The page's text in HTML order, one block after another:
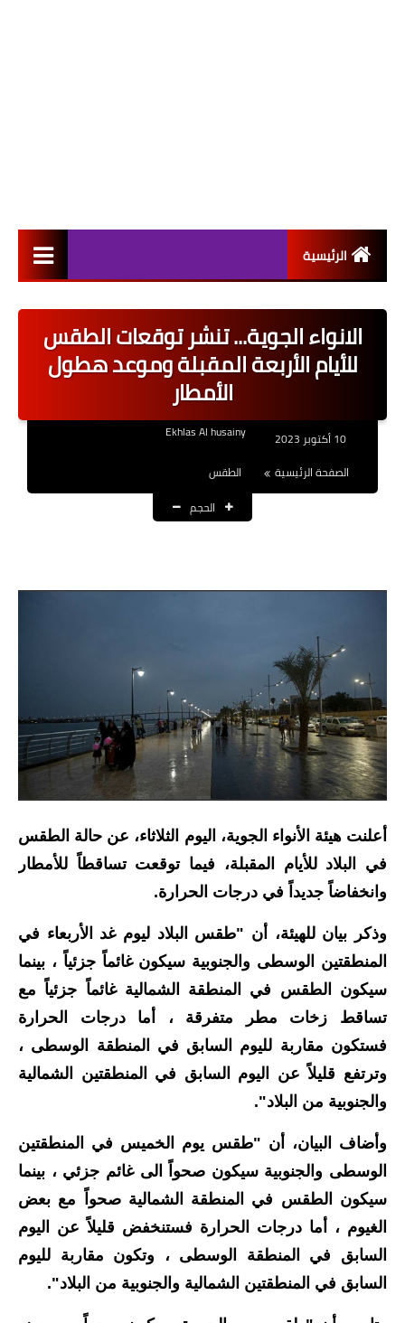
الرئيسية
اخبار القطاع العام
اخبار القطاع الخاص
نتائج التعيينات
الرواتب والقروض
القروض والسلف
قطع الاراضي
اخبار العراق
الاخبار السياسية
الاخبار الامنية
الاخبار الاقتصادية
الاخبار الرياضية
المدارس
اخبار وقرارات وزارة التربية
نتائج الامتحانات
المرحلة الابتدائية
المرحلة الاعدادية
اسئلة وزارية
المرحلة المتوسطة
المرحلة الاعدادية
الانواء الجوية... تنشر توقعات الطقس
للأيام الأربعة المقبلة وموعد هطول
الأمطار
10 أكتوبر 2023
Ekhlas Al husainy
الصفحة الرئيسية
الطقس
الحجم
أعلنت هيئة الأنواء الجوية، اليوم الثلاثاء، عن حالة الطقس
في البلاد للأيام المقبلة، فيما توقعت تساقطاً للأمطار
وانخفاضاً جديداً في درجات الحرارة.
وذكر بيان للهيئة، أن "طقس البلاد ليوم غد الأربعاء في
المنطقتين الوسطى والجنوبية سيكون غائماً جزئياً ، بينما
سيكون الطقس في المنطقة الشمالية غائماً جزئياً مع
تساقط زخات مطر متفرقة ، أما درجات الحرارة
فستكون مقاربة لليوم السابق في المنطقة الوسطى ،
وترتفع قليلاً عن اليوم السابق في المنطقتين الشمالية
والجنوبية من البلاد".
وأضاف البيان، أن "طقس يوم الخميس في المنطقتين
الوسطى والجنوبية سيكون صحواً الى غائم جزئي ، بينما
سيكون الطقس في المنطقة الشمالية صحواً مع بعض
الغيوم ، أما درجات الحرارة فستنخفض قليلاً عن اليوم
السابق في المنطقة الوسطى ، وتكون مقاربة لليوم
السابق في المنطقتين الشمالية والجنوبية من البلاد".